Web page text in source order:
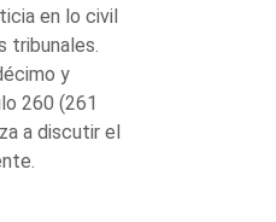
en lo civil
tribunales.
y
260 (261
a discutir el